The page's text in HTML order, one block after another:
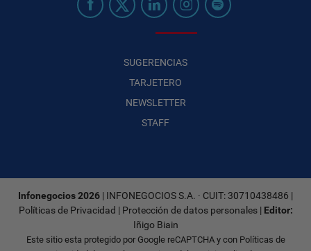
SUGERENCIAS
TARJETERO
NEWSLETTER
STAFF
Infonegocios 2026 | INFONEGOCIOS S.A. · CUIT: 30710438486 |
Políticas de Privacidad | Protección de datos personales| Editor:
Iñigo Biain
Este sitio esta protegido por Google reCAPTCHA y con Políticas de